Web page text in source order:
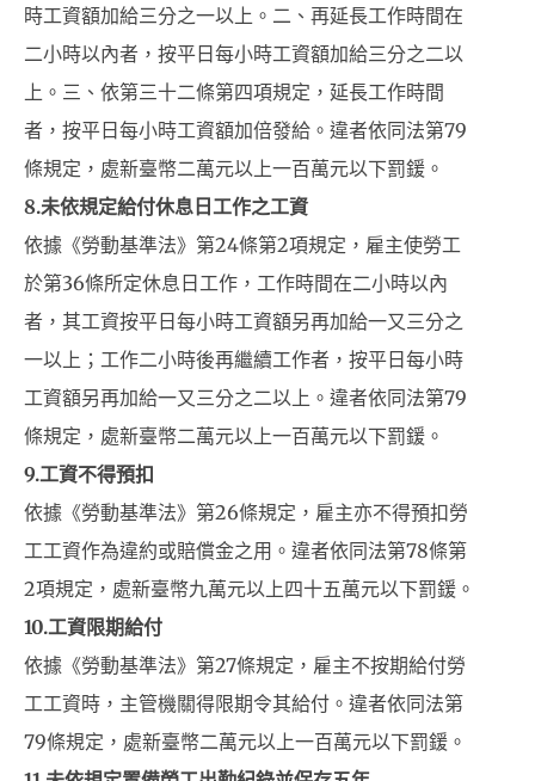
時工資額加給三分之一以上。二、再延長工作時間在
二小時以內者，按平日每小時工資額加給三分之二以
上。三、依第三十二條第四項規定，延長工作時間
者，按平日每小時工資額加倍發給。違者依同法第79
條規定，處新臺幣二萬元以上一百萬元以下罰鍰。
8.未依規定給付休息日工作之工資
依據《勞動基準法》第24條第2項規定，雇主使勞工
於第36條所定休息日工作，工作時間在二小時以內
者，其工資按平日每小時工資額另再加給一又三分之
一以上；工作二小時後再繼續工作者，按平日每小時
工資額另再加給一又三分之二以上。違者依同法第79
條規定，處新臺幣二萬元以上一百萬元以下罰鍰。
9.工資不得預扣
依據《勞動基準法》第26條規定，雇主亦不得預扣勞
工工資作為違約或賠償金之用。違者依同法第78條第
2項規定，處新臺幣九萬元以上四十五萬元以下罰鍰。
10.工資限期給付
依據《勞動基準法》第27條規定，雇主不按期給付勞
工工資時，主管機關得限期令其給付。違者依同法第
79條規定，處新臺幣二萬元以上一百萬元以下罰鍰。